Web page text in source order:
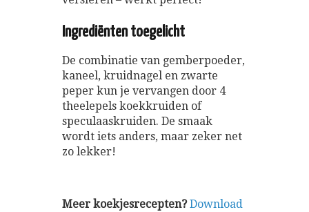
Ingrediënten toegelicht
De combinatie van gemberpoeder,
kaneel, kruidnagel en zwarte
peper kun je vervangen door 4
theelepels koekkruiden of
speculaaskruiden. De smaak
wordt iets anders, maar zeker net
zo lekker!
Meer koekjesrecepten? Download